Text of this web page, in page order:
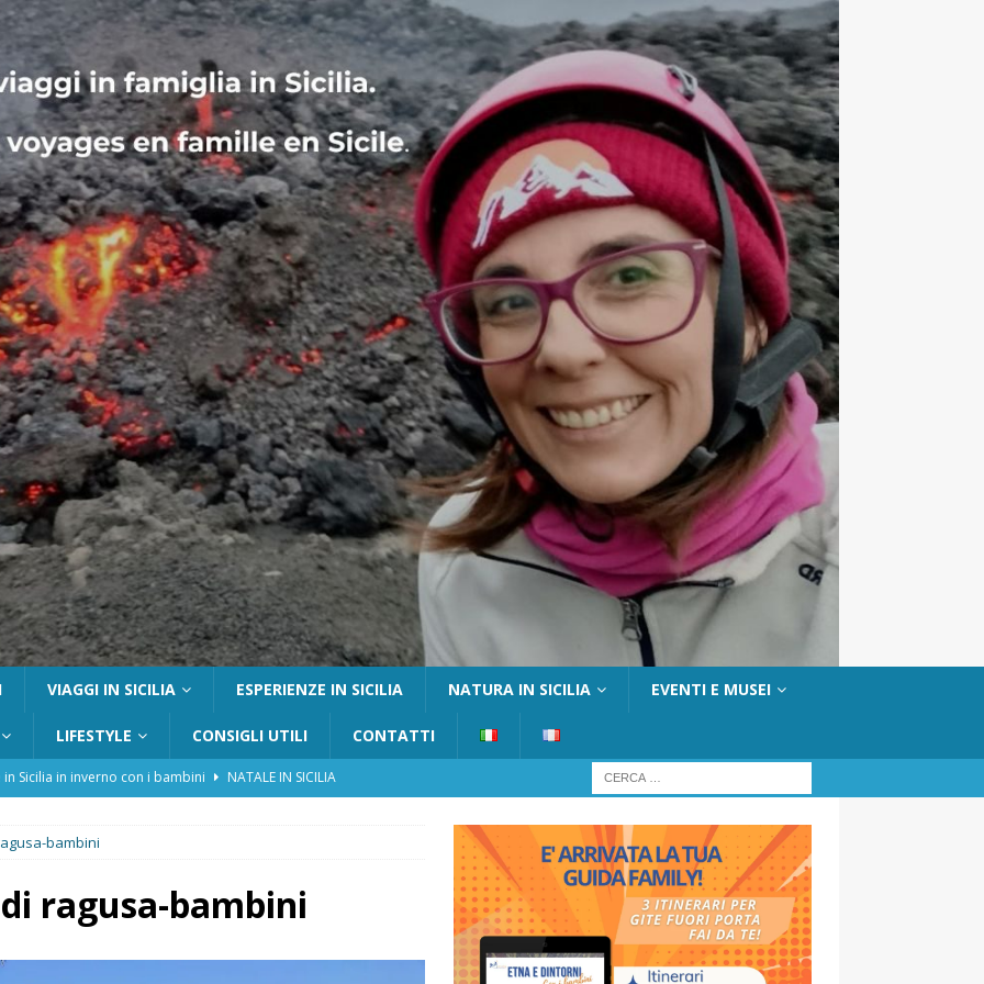
VIAGGI IN SICILIA ESPERIENZE IN SICILIA NATURA IN SICILIA EVENTI E MUSEI
LIFESTYLE CONSIGLI UTILI CONTATTI
in Sicilia in inverno con i bambini
NATALE IN SICILIA
con bambini: guida completa su come arrivare,
FUORI PORTA
a Pantelleria: dammusi vista mare e resort immersi nella natura
bambini
ragusa-bambini